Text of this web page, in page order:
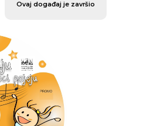
Ovaj događaj je završio